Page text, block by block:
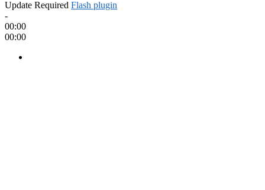
Update Required Flash plugin
-
00:00
00:00